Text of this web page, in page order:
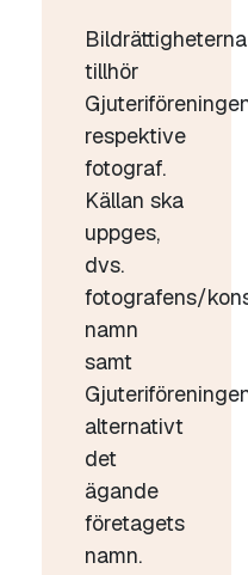
Bildrättigheterna
tillhör
respektive
fotograf.
Källan ska
uppges,
dvs.
fotografens/
namn
samt
alternativt
det
ägande
företagets
namn.